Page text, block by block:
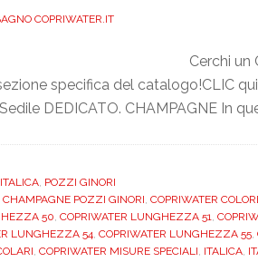
COPRIWATER.IT
Cerchi un
specifica del catalogo!CLIC qui
DEDICATO. CHAMPAGNE In
,POZZI GINORI
POZZI GINORI,COPRIWATER
50,COPRIWATER LUNGHEZZA 51,
LUNGHEZZA 54,COPRIWATER LUNGHEZZA 55,
,COPRIWATER MISURE SPECIALI,ITALICA,